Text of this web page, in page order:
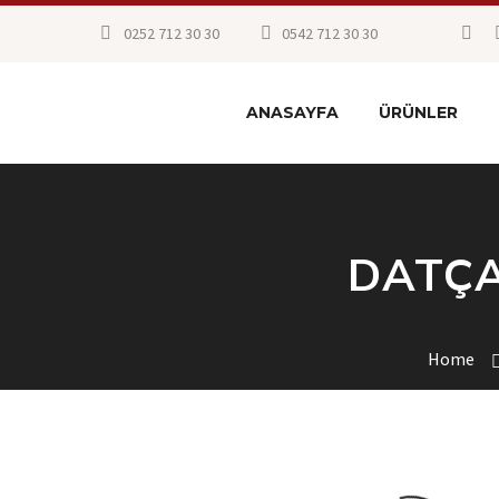
0252 712 30 30 0542 712 30 30
ANASAYFA ÜRÜNLER
Home